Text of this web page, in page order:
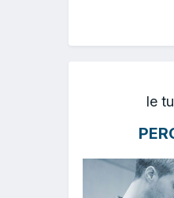
le